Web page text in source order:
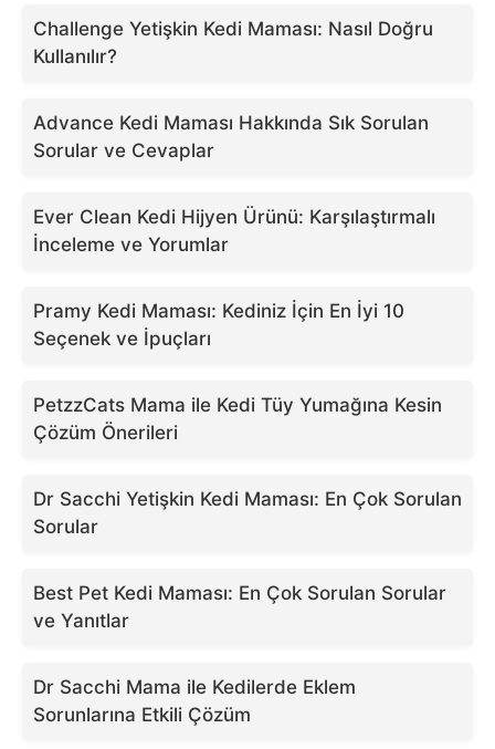
Challenge Yetişkin Kedi Maması: Nasıl Doğru
Kullanılır?
Advance Kedi Maması Hakkında Sık Sorulan
Sorular ve Cevaplar
Ever Clean Kedi Hijyen Ürünü: Karşılaştırmalı
İnceleme ve Yorumlar
Pramy Kedi Maması: Kediniz İçin En İyi 10
Seçenek ve İpuçları
PetzzCats Mama ile Kedi Tüy Yumağına Kesin
Çözüm Önerileri
Dr Sacchi Yetişkin Kedi Maması: En Çok Sorulan
Sorular
Best Pet Kedi Maması: En Çok Sorulan Sorular
ve Yanıtlar
Dr Sacchi Mama ile Kedilerde Eklem
Sorunlarına Etkili Çözüm